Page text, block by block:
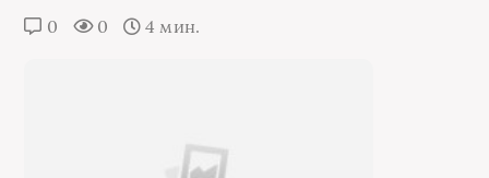
0 0 4 мин.